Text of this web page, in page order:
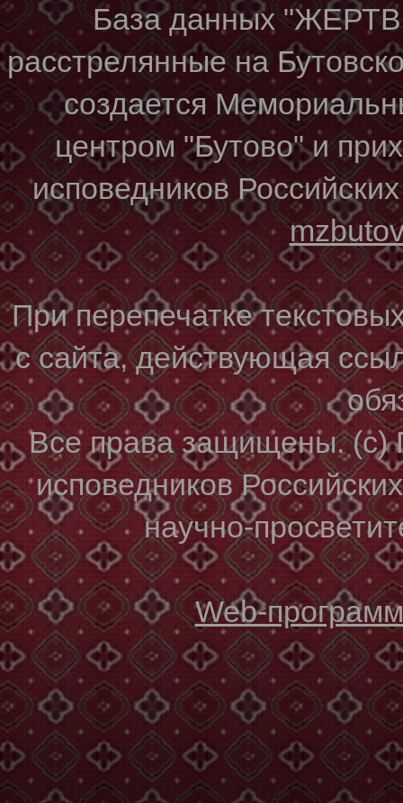
База данных
расстрелянные на
создается
центром "Бутово" и
исповедников
При перепечатке
с сайта, действующая
Все права защищены. (с)
исповедников
научно-
Web-